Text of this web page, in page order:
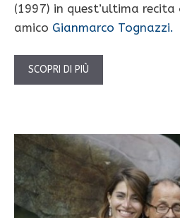
(1997) in quest’ultima
amico Gianmarco Tognazzi.
SCOPRI DI PIÙ